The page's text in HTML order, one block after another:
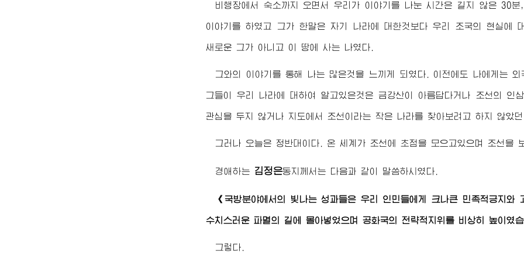
비행장에서 숙소까지 오면서 우리가 이야기를 나눈 시간은 길지 않은 30
이야기를 하였고 그가 한말은 자기 나라에 대한것보다 우리 조국의 현실에
새로운 그가 아니고 이 땅에 사는 나였다.
그와의 이야기를 통해 나는 많은것을 느끼게 되였다. 이전에도 나에게는
그들이 우리 나라에 대하여 알고있은것은 금강산이 아름답다거나 조선의 인
관심을 두지 않거나 지도에서 조선이라는 작은 나라를 찾아보려고 하지 않았
그러나 오늘은 정반대이다. 온 세계가 조선에 초점을 모으고있으며 조선을
경애하는 김정은동지 께서는 다음과 같이 말씀하시였다.
《국방분야에서의 빛나는 성과들은 우리 인민들에게 크나큰 민족적긍지와
수치스러운 파멸의 길에 몰아넣었으며 공화국의 전략적지위를 비상히 높이였
그렇다.